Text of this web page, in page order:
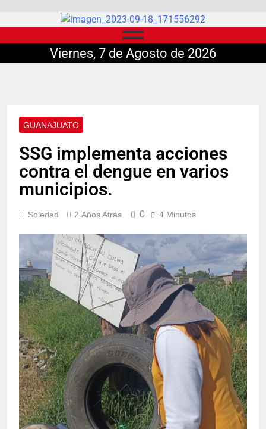
Viernes, 7 de Agosto de 2026
GUANAJUATO
SSG implementa acciones
contra el dengue en varios
municipios.
Soledad 2 Años Atrás 0 4 Minutos